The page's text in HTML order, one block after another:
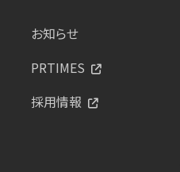
お知らせ
PRTIMES
採用情報